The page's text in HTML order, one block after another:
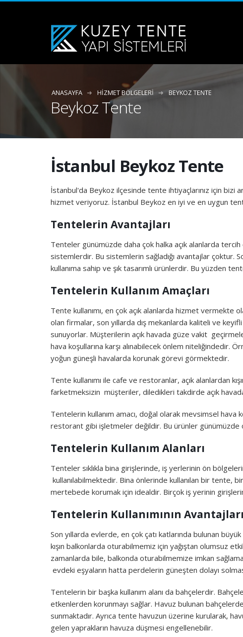
ANASAYFA HIZMET BÖLGELERI BEYKOZ TENTE
Beykoz Tente
İstanbul Beykoz Tente
İstanbul'da Beykoz ilçesinde tente ihtiyaçlarınız için bizi
hizmet veriyoruz. İstanbul Beykoz en iyi ve en uygun
Tentelerin Avantajları
Tenteler günümüzde daha çok halka açık alanlarda
sistemlerdir. Bu sistemlerin sağladığı avantajlar
kullanıma sahip ve şık tasarımlı ürünlerdir. Bu yüzden
Tentelerin Kullanım Amaçları
Tente kullanımı, en çok açık alanlarda hizmet
olan firmalar, son yıllarda dış mekanlarda kaliteli ve
sunuyorlar. Müşterilerin açık havada güze vakit
hava koşullarına karşı alınabilecek önlem niteliğindedir.
yoğun güneşli havalarda korunak görevi görmektedir.
Tente kullanımı ile cafe ve restoranlar, açık alanlardan
farketmeksizin müşteriler, diledikleri takdirde açık
Tentelerin kullanım amacı, doğal olarak mevsimsel hava
restorant gibi işletmeler değildir. Bu ürünler
Tentelerin Kullanım Alanları
Tenteler sıklıkla bina girişlerinde, iş yerlerinin ön
kullanılabilmektedir. Bina önlerinde kullanılan bir tente,
mertebede korumak için idealdir. Birçok iş yerinin
Tentelerin Kullanımının Avantajları
Son yıllarda evlerde, en çok çatı katlarında bulunan
kışın balkonlarda oturabilmemiz için yağıştan olumsuz
zamanlarda bile, balkonda oturabilmemize imkan
evdeki eşyaların hatta perdelerin güneşten dolayı
Tentelerin bir başka kullanım alanı da bahçelerdir.
etkenlerden korunmayı sağlar. Havuz bulunan
sunmaktadır. Ayrıca tente havuzun üzerine kurularak,
gelen yaprakların havuza düşmesi engellenebilir.